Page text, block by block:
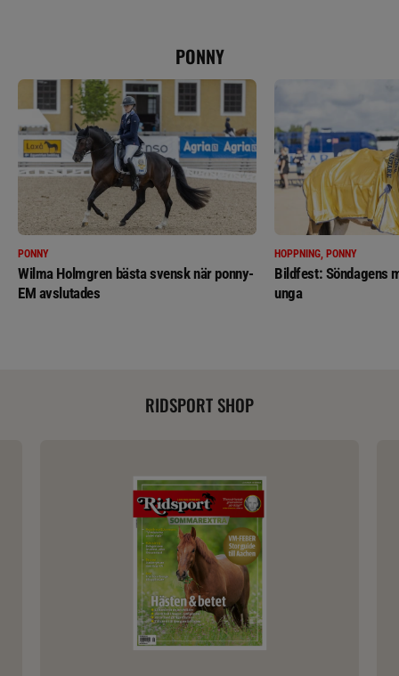
PONNY
PONNY
Wilma Holmgren bästa svensk när ponny-
EM avslutades
HOPPNING, PONNY
Bildfest: Söndagens
unga
RIDSPORT SHOP